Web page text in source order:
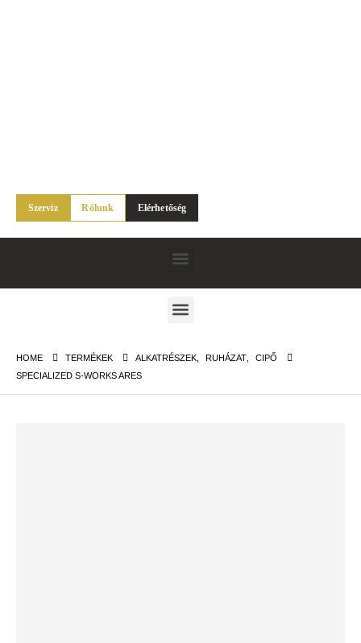
Szerviz Rólunk Elérhetőség
HOME TERMÉKEK ALKATRÉSZEK RUHÁZAT
CIPŐ
SPECIALIZED S-WORKS ARES